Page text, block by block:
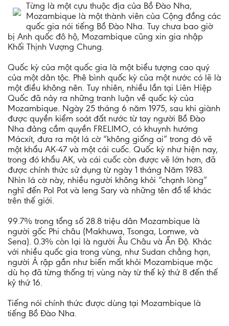
Từng là một cựu thuộc địa của Bồ Đào Nha,
Mozambique là một thành viên của Cộng đồng các
quốc gia nói tiếng Bồ Đào Nha. Tuy chưa bao giờ
bị Anh quốc đô hộ, Mozambique cũng xin gia nhập
Khối Thịnh Vượng Chung.
Quốc kỳ của một quốc gia là một biểu tượng cao quý
của một dân tộc. Phê bình quốc kỳ của một nước có lẽ là
một điều không nên. Tuy nhiên, nhiều lần tại Liên Hiệp
Quốc đã nảy ra những tranh luận về quốc kỳ của
Mozambique. Ngày 25 tháng 6 năm 1975, sau khi giành
được quyền kiểm soát đất nước từ tay người Bồ Đào
Nha đảng cầm quyền FRELIMO, có khuynh hướng
Mácxít, đưa ra một lá cờ “không giống ai” trong đó vẽ
một khẩu AK-47 và một cái cuốc. Quốc kỳ như hiện nay,
trong đó khẩu AK, và cái cuốc còn được vẽ lớn hơn, đã
được chính thức sử dụng từ ngày 1 tháng Năm 1983.
Nhìn lá cờ này, nhiều người không khỏi “chạnh lòng”
nghĩ đến Pol Pot và Ieng Sary và những tên đồ tể khác
trên thế giới.
99.7% trong tổng số 28.8 triệu dân Mozambique là
người gốc Phi châu (Makhuwa, Tsonga, Lomwe, và
Sena). 0.3% còn lại là người Âu Châu và Ấn Độ. Khác
với nhiều quốc gia trong vùng, như Sudan chẳng hạn,
người Ả rập gần như biến mất khỏi Mozambique mặc
dù họ đã từng thống trị vùng này từ thế kỷ thứ 8 đến thế
kỷ thứ 16.
Tiếng nói chính thức được dùng tại Mozambique là
tiếng Bồ Đào Nha.